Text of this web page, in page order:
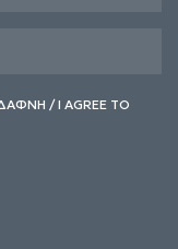
/ I AGREE TO